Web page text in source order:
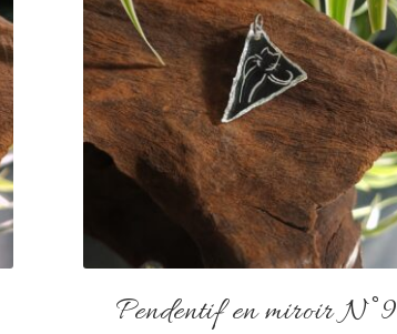
Pendentif en miroir N°9